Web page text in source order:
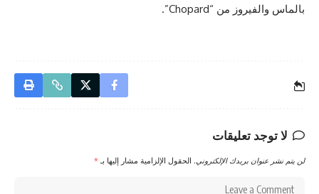
بالماس والفيروز من “Chopard”.
لا توجد تعليقات
لن يتم نشر عنوان بريدك الإلكتروني. الحقول الإلزامية مشار إليها بـ *